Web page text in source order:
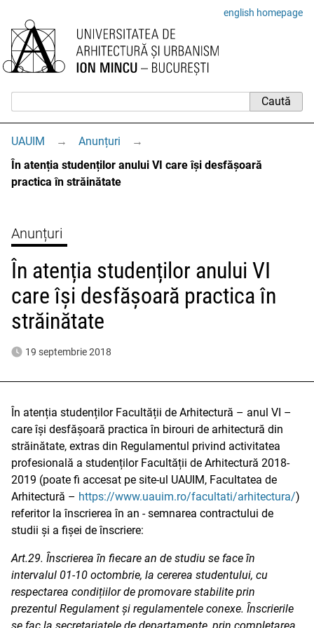
english homepage
UAUIM → Anunțuri
→
În atenția studenților anului VI care își desfășoară
practica în străinătate
Anunțuri
În atenția studenților anului VI
care își desfășoară practica în
străinătate
19 septembrie 2018
În atenția studenților Facultății de Arhitectură – anul VI –
care își desfășoară practica în birouri de arhitectură din
străinătate, extras din Regulamentul privind activitatea
profesională a studenților Facultății de Arhitectură 2018-
2019 (poate fi accesat pe site-ul UAUIM, Facultatea de
Arhitectură – https://www.uauim.ro/facultati/arhitectura/)
referitor la înscrierea în an - semnarea contractului de
studii și a fișei de înscriere:
Art.29. Înscrierea în fiecare an de studiu se face în
intervalul 01-10 octombrie, la cererea studentului, cu
respectarea condițiilor de promovare stabilite prin
prezentul Regulament și regulamentele conexe. Înscrierile